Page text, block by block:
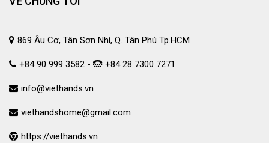
869 Âu Cơ, Tân Sơn Nhì, Q. Tân Phú Tp.HCM
+84 90 999 3582 - +84 28 7300 7271
info@viethands.vn
viethandshome@gmail.com
https://viethands.vn